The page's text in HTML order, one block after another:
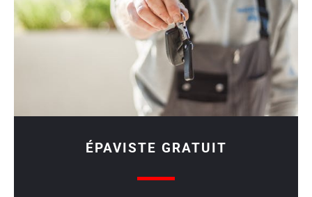
ÉPAVISTE GRATUIT